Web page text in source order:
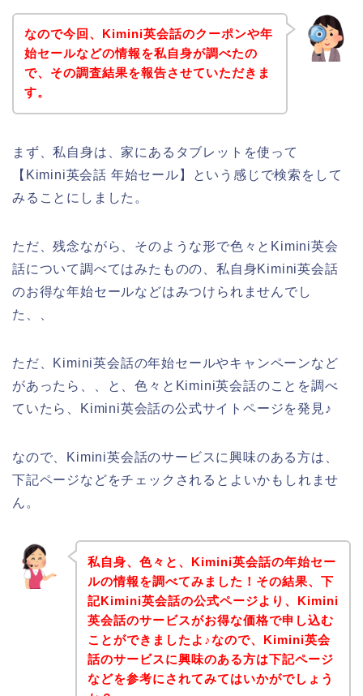
なので今回、Kimini英会話のクーポンや年
始セールなどの情報を私自身が調べたの
で、その調査結果を報告させていただきま
す。
まず、私自身は、家にあるタブレットを使って
【Kimini英会話 年始セール】という感じで検索をして
みることにしました。
ただ、残念ながら、そのような形で色々とKimini英会
話について調べてはみたものの、私自身Kimini英会話
のお得な年始セールなどはみつけられませんでし
た、、
ただ、Kimini英会話の年始セールやキャンペーンなど
があったら、、と、色々とKimini英会話のことを調べ
ていたら、Kimini英会話の公式サイトページを発見♪
なので、Kimini英会話のサービスに興味のある方は、
下記ページなどをチェックされるとよいかもしれませ
ん。
私自身、色々と、Kimini英会話の年始セー
ルの情報を調べてみました！その結果、下
記Kimini英会話の公式ページより、Kimini
英会話のサービスがお得な価格で申し込む
ことができましたよ♪なので、Kimini英会
話のサービスに興味のある方は下記ページ
などを参考にされてみてはいかがでしょう